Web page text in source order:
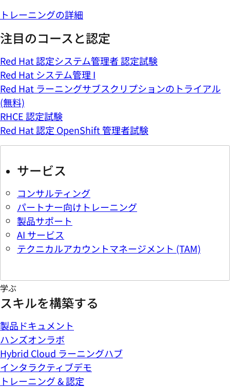
トレーニングの詳細
注目のコースと認定
Red Hat 認定システム管理者 認定試験
Red Hat システム管理 I
Red Hat ラーニングサブスクリプションのトライアル
(無料)
RHCE 認定試験
Red Hat 認定 OpenShift 管理者試験
サービス
コンサルティング
パートナー向けトレーニング
製品サポート
AI サービス
テクニカルアカウントマネージメント (TAM)
学ぶ
スキルを構築する
製品ドキュメント
ハンズオンラボ
Hybrid Cloud ラーニングハブ
インタラクティブデモ
トレーニング & 認定